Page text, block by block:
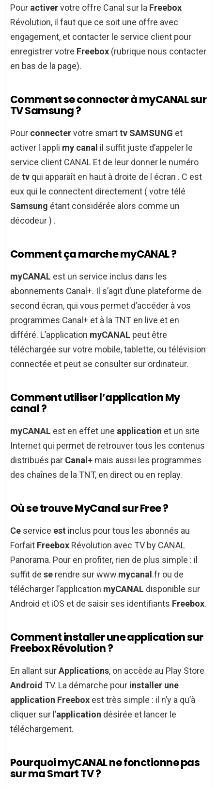
Pour activervotre offre Canal sur la Freebox
Révolution, il faut que ce soit une offre avec
engagement, et contacter le service client pour
enregistrer votre Freebox (rubrique nous contacter
en bas de la page).
Comment se connecter à myCANAL sur
TV Samsung ?
Pour connectervotre smarttv SAMSUNG et
activer l appli my canal il suffit juste d’appeler le
service client CANAL Et de leur donner le numéro
de tv qui apparaît en haut à droite de l écran . C est
eux qui le connectent directement ( votre télé
Samsung étant considérée alors comme un
décodeur ) .
Comment ça marche myCANAL ?
myCANAL est un service inclus dans les
abonnements Canal+. Il s’agit d’une plateforme de
second écran, qui vous permet d’accéder à vos
programmes Canal+ et à la TNT en live et en
différé. L’application myCANAL peut être
téléchargée sur votre mobile, tablette, ou télévision
connectée et peut se consulter sur ordinateur.
Comment utiliser l’application My
canal ?
myCANAL est en effet une application et un site
Internet qui permet de retrouver tous les contenus
distribués par Canal+ mais aussi les programmes
des chaînes de la TNT, en direct ou en replay.
Où se trouve MyCanal sur Free ?
Ce service est inclus pour tous les abonnés au
Forfait Freebox Révolution avec TV by CANAL
Panorama. Pour en profiter, rien de plus simple : il
suffit de se rendre sur www.mycanal .fr ou de
télécharger l’application myCANAL disponible sur
Android et iOS et de saisir ses identifiants Freebox.
Comment installer une application sur
Freebox Révolution ?
En allant surApplications, on accède au Play Store
Android TV. La démarche pour installer une
application Freebox est très simple : il n’y a qu’à
cliquer sur l’application désirée et lancer le
téléchargement.
Pourquoi myCANAL ne fonctionne pas
sur ma Smart TV ?